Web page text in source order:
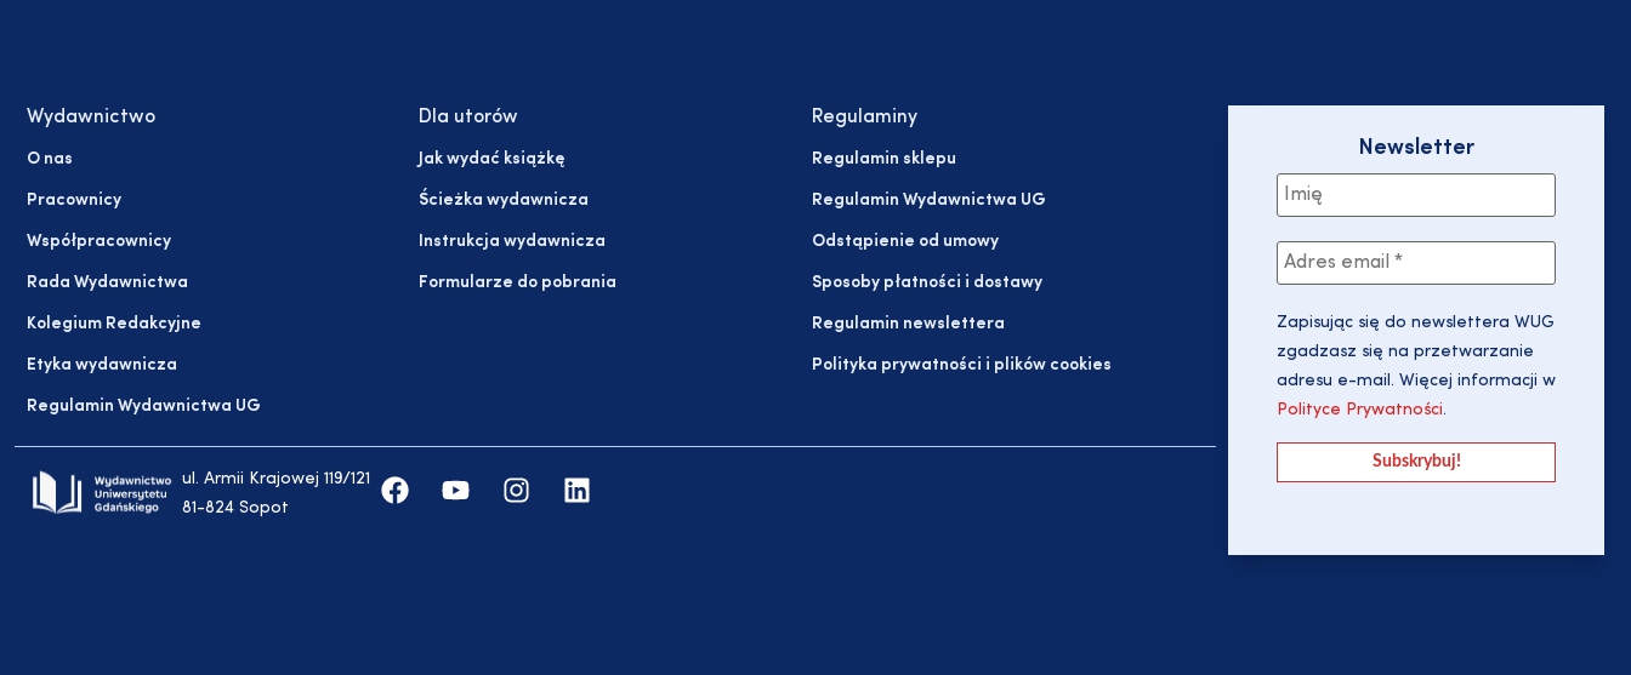
Wydawnictwo
O nas
Pracownicy
Współpracownicy
Rada Wydawnictwa
Kolegium Redakcyjne
Etyka wydawnicza
Regulamin Wydawnictwa UG
Dla utorów
Jak wydać książkę
Ścieżka wydawnicza
Instrukcja wydawnicza
Formularze do pobrania
Regulaminy
Regulamin sklepu
Regulamin Wydawnictwa UG
Odstąpienie od umowy
Sposoby płatności i dostawy
Regulamin newslettera
Polityka prywatności i plików cookies
ul. Armii Krajowej 119/121
81-824 Sopot
Newsletter
Zapisując się do newslettera WUG
zgadzasz się na przetwarzanie
adresu e-mail. Więcej informacji w
Polityce Prywatności.